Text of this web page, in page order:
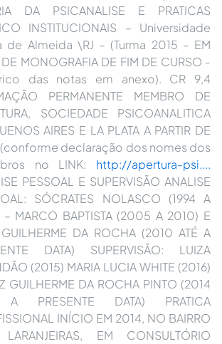
DA PSICANALISE E PRATICAS
INSTITUCIONAIS – Universidade
de Almeida \RJ – (Turma 2015 – EM
DE MONOGRAFIA DE FIM DE CURSO -
das notas em anexo). CR 9,4
PERMANENTE MEMBRO DE
SOCIEDADE PSICOANALITICA
AIRES E LA PLATA A PARTIR DE
(conforme declaração dos nomes dos
no LINK: http://apertura-psi....
PESSOAL E SUPERVISÃO ANALISE
SÓCRATES NOLASCO (1994 A
– MARCO BAPTISTA (2005 A 2010) E
DA ROCHA (2010 ATÉ A
DATA) SUPERVISÃO: LUIZA
(2015) MARIA LUCIA WHITE (2016)
GUILHERME DA ROCHA PINTO (2014
A PRESENTE DATA) PRATICA
INÍCIO EM 2014, NO BAIRRO
EM CONSULTÓRIO